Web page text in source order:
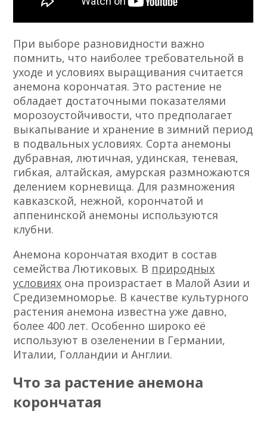
При выборе разновидности важно
помнить, что наиболее требовательной в
уходе и условиях выращивания считается
анемона корончатая. Это растение не
обладает достаточными показателями
морозоустойчивости, что предполагает
выкапывание и хранение в зимний период
в подвальных условиях. Сорта анемоны
дубравная, лютичная, удинская, теневая,
гибкая, алтайская, амурская размножаются
делением корневища. Для размножения
кавказской, нежной, корончатой и
аппенинской анемоны используются
клубни.
Анемона корончатая входит в состав
семейства Лютиковых. В природных
условиях она произрастает в Малой Азии и
Средиземноморье. В качестве культурного
растения анемона известна уже давно,
более 400 лет. Особенно широко её
используют в озеленении в Германии,
Италии, Голландии и Англии.
Что за растение анемона
корончатая